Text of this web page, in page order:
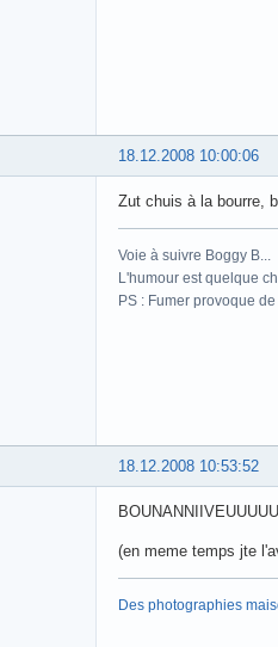
18.12.2008 10:00:06
Zut chuis à la bourre,
Voie à suivre Boggy B...
L'humour est quelque
PS : Fumer provoque de
18.12.2008 10:53:52
(en meme temps jte
Des photographies